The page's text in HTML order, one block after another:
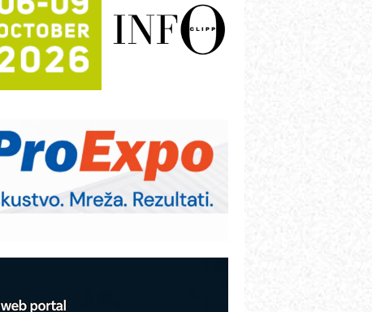
sistema
Trajna oznaka kao dugoročna korist
Bezbednost na prvom mestu!
poverenja u industriji
– Pametna signalizacija za efikasnije
upravljanje mašinama
Sigurnije ispitivanje transformatora u
solarnim elektranama i vetroparkovima
COMBYPACK
ROSA i SCHUNK podižu proizvodnju
Detekcija različitih oblika